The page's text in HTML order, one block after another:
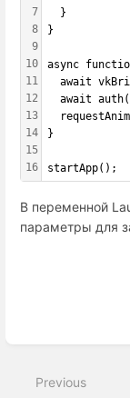
7
8
9
10
11
12
13
14
15
16
  }
}
async
await
await
}
startApp();
В переменной
параметры для
mode
Previous